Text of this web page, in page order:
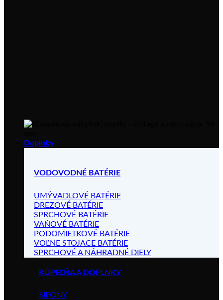
Doplnky
VODOVODNÉ BATÉRIE
UMÝVADLOVÉ BATÉRIE
DREZOVÉ BATÉRIE
SPRCHOVÉ BATÉRIE
VAŇOVÉ BATÉRIE
PODOMIETKOVÉ BATÉRIE
VOĽNE STOJACE BATÉRIE
SPRCHOVÉ A NÁHRADNÉ DIELY
KÚPEĽŇA A DOPLNKY
SIFÓNY